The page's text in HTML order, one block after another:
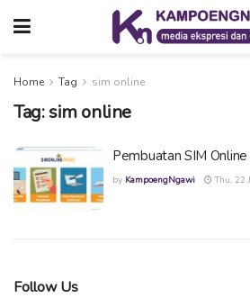
Home Tag sim online
Tag:sim online
Pembuatan SIM
by KampoengNgawi Thu, 22
Follow Us